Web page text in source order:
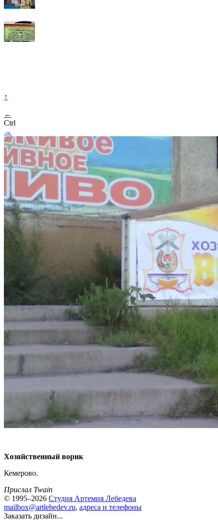
↑
←
Ctrl
→
Хозяйственный ворик
Кемерово.
Прислал Twain
© 1995–2026 Студия Артемия Лебедева
mailbox@artlebedev.ru, адреса и телефоны
Заказать дизайн...